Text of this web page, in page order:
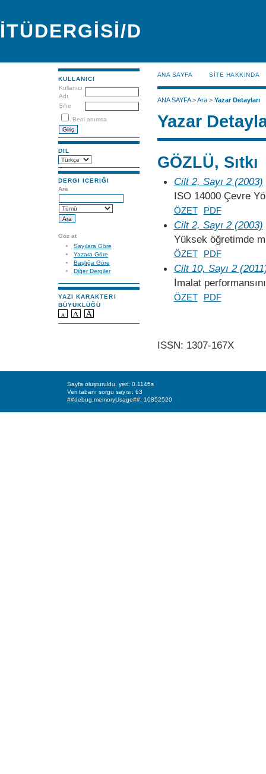
İTÜDERGİSİ/D
KULLANICI
Kullanıcı
Adı
Şifre
Beni anımsa
DIL
DERGI ICERIĞI
Ara
Göz at
Sayılara Göre
Yazara Göre
Başlığa Göre
Diğer Dergiler
YAZI KARAKTERI
BÜYÜKLÜĞÜ
ANA SAYFA SİTE HAKKINDA
ANA SAYFA>Ara> Yazar Detayları
Yazar
GÖZLÜ, Sıtkı
Cilt 2, Sayı 2 (2003)
ISO 14000 Çevre
ÖZET PDF
Cilt 2, Sayı 2 (2003)
Yüksek öğretimde
ÖZET PDF
Cilt 10, Sayı 2
İmalat
ÖZET PDF
ISSN: 1307-167X
Sayfa oluşturuldu, yeri: 0.1145s
Veri tabanı sorgu sayısı: 63
##debug.memoryUsage##: 10852520